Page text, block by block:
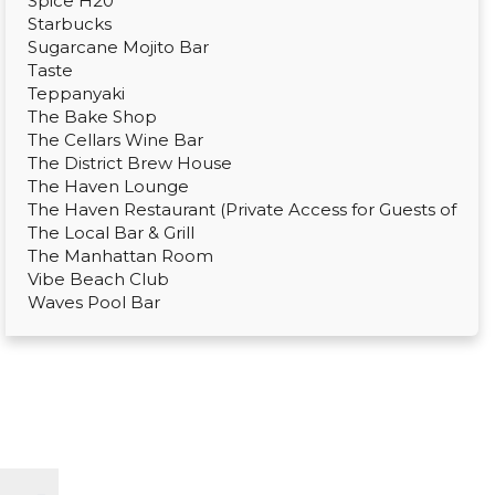
Starbucks
Sugarcane Mojito Bar
Taste
Teppanyaki
The Bake Shop
The Cellars Wine Bar
The District Brew House
The Haven Lounge
The Haven Restaurant (Private Access for Guests of
The Local Bar & Grill
The Manhattan Room
Vibe Beach Club
Waves Pool Bar